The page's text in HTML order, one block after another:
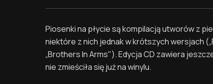
Piosenki na płycie są kompilacją utworów z
niektóre z nich jednak w krótszych wersjach
„Brothers In Arms"). Edycja CD zawiera
nie zmieściła się już na winylu.